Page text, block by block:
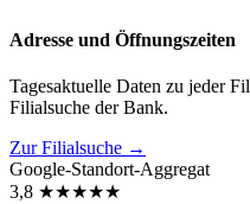
Adresse und Öffnungszeiten
Tagesaktuelle Daten zu jeder
Filialsuche der Bank.
Zur Filialsuche →
Google-Standort-Aggregat
3,8 ★★★★★